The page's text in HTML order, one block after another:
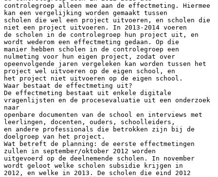
controlegroep alleen mee aan de effectmeting. Hiermee
kan een vergelijking worden gemaakt tussen
scholen die wel een project uitvoeren, en scholen die
niet een project uitvoeren. In 2013-2014 voeren
de scholen in de controlegroep hun project uit, en
wordt wederom een effectmeting gedaan. Op die
manier hebben scholen in de controlegroep een
nulmeting voor hun eigen project, zodat over
opeenvolgende jaren vergeleken kan worden tussen het
project wel uitvoeren op de eigen school, en
het project niet uitvoeren op de eigen school.
Waar bestaat de effectmeting uit?
De effectmeting bestaat uit enkele digitale
vragenlijsten en de procesevaluatie uit een onderzoek
naar
openbare documenten van de school en interviews met
leerlingen, docenten, ouders, schoolleiders,
en andere professionals die betrokken zijn bij de
doelgroep van het project.
Wat betreft de planning: de eerste effectmetingen
zullen in september/oktober 2012 worden
uitgevoerd op de deelnemende scholen. In november
wordt geloot welke scholen subsidie krijgen in
2012, en welke in 2013. De scholen die eind 2012